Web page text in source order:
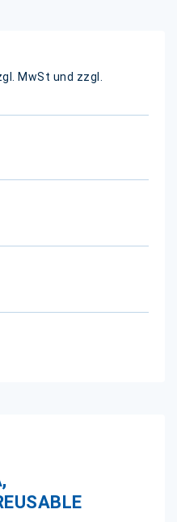
MwSt und zzgl.